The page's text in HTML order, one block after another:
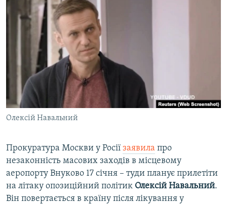
ВСЕ ЗА ДЕНЬ
СПЕЦПРОЕКТИ
ДЕПОРТАЦІЯ
ВІДЕОУРОКИ «ELIFBE»
СВІДЧЕННЯ ОКУПАЦІЇ
УКРАЇНСЬКА ПРОБЛЕМА КРИМУ
ІНФОГРАФІКА
ЯК ОБІЙТИ БЛОКУВАННЯ
Русский
Qırımtatar
ДОЛУЧАЙСЯ!
Усі сайти RFE/RL
Олексій Навальний
Прокуратура Москви у Росії заявила про
незаконність масових заходів в місцевому
аеропорту Внуково 17 січня – туди планує прилетіти
на літаку опозиційний політик Олексій Навальний.
Він повертається в країну після лікування у